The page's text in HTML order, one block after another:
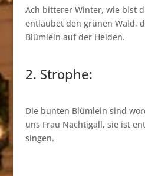
Ach bitterer Winter, wie bist
entlaubet den grünen Wald,
Blümlein auf der Heiden.
2. Strophe:
Die bunten Blümlein sind
uns Frau Nachtigall, sie ist
singen.